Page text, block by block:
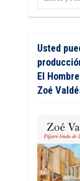
Usted
El
Zoé